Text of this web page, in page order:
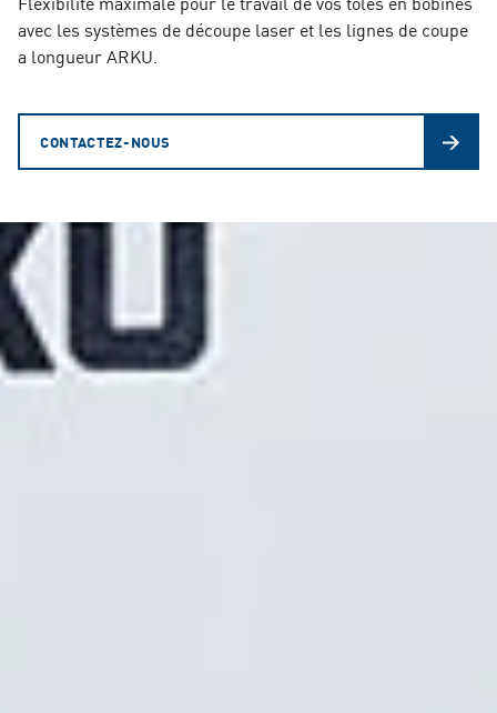
avec les systèmes de découpe laser et les lignes de coupe
a longueur ARKU.
CONTACTEZ-NOUS